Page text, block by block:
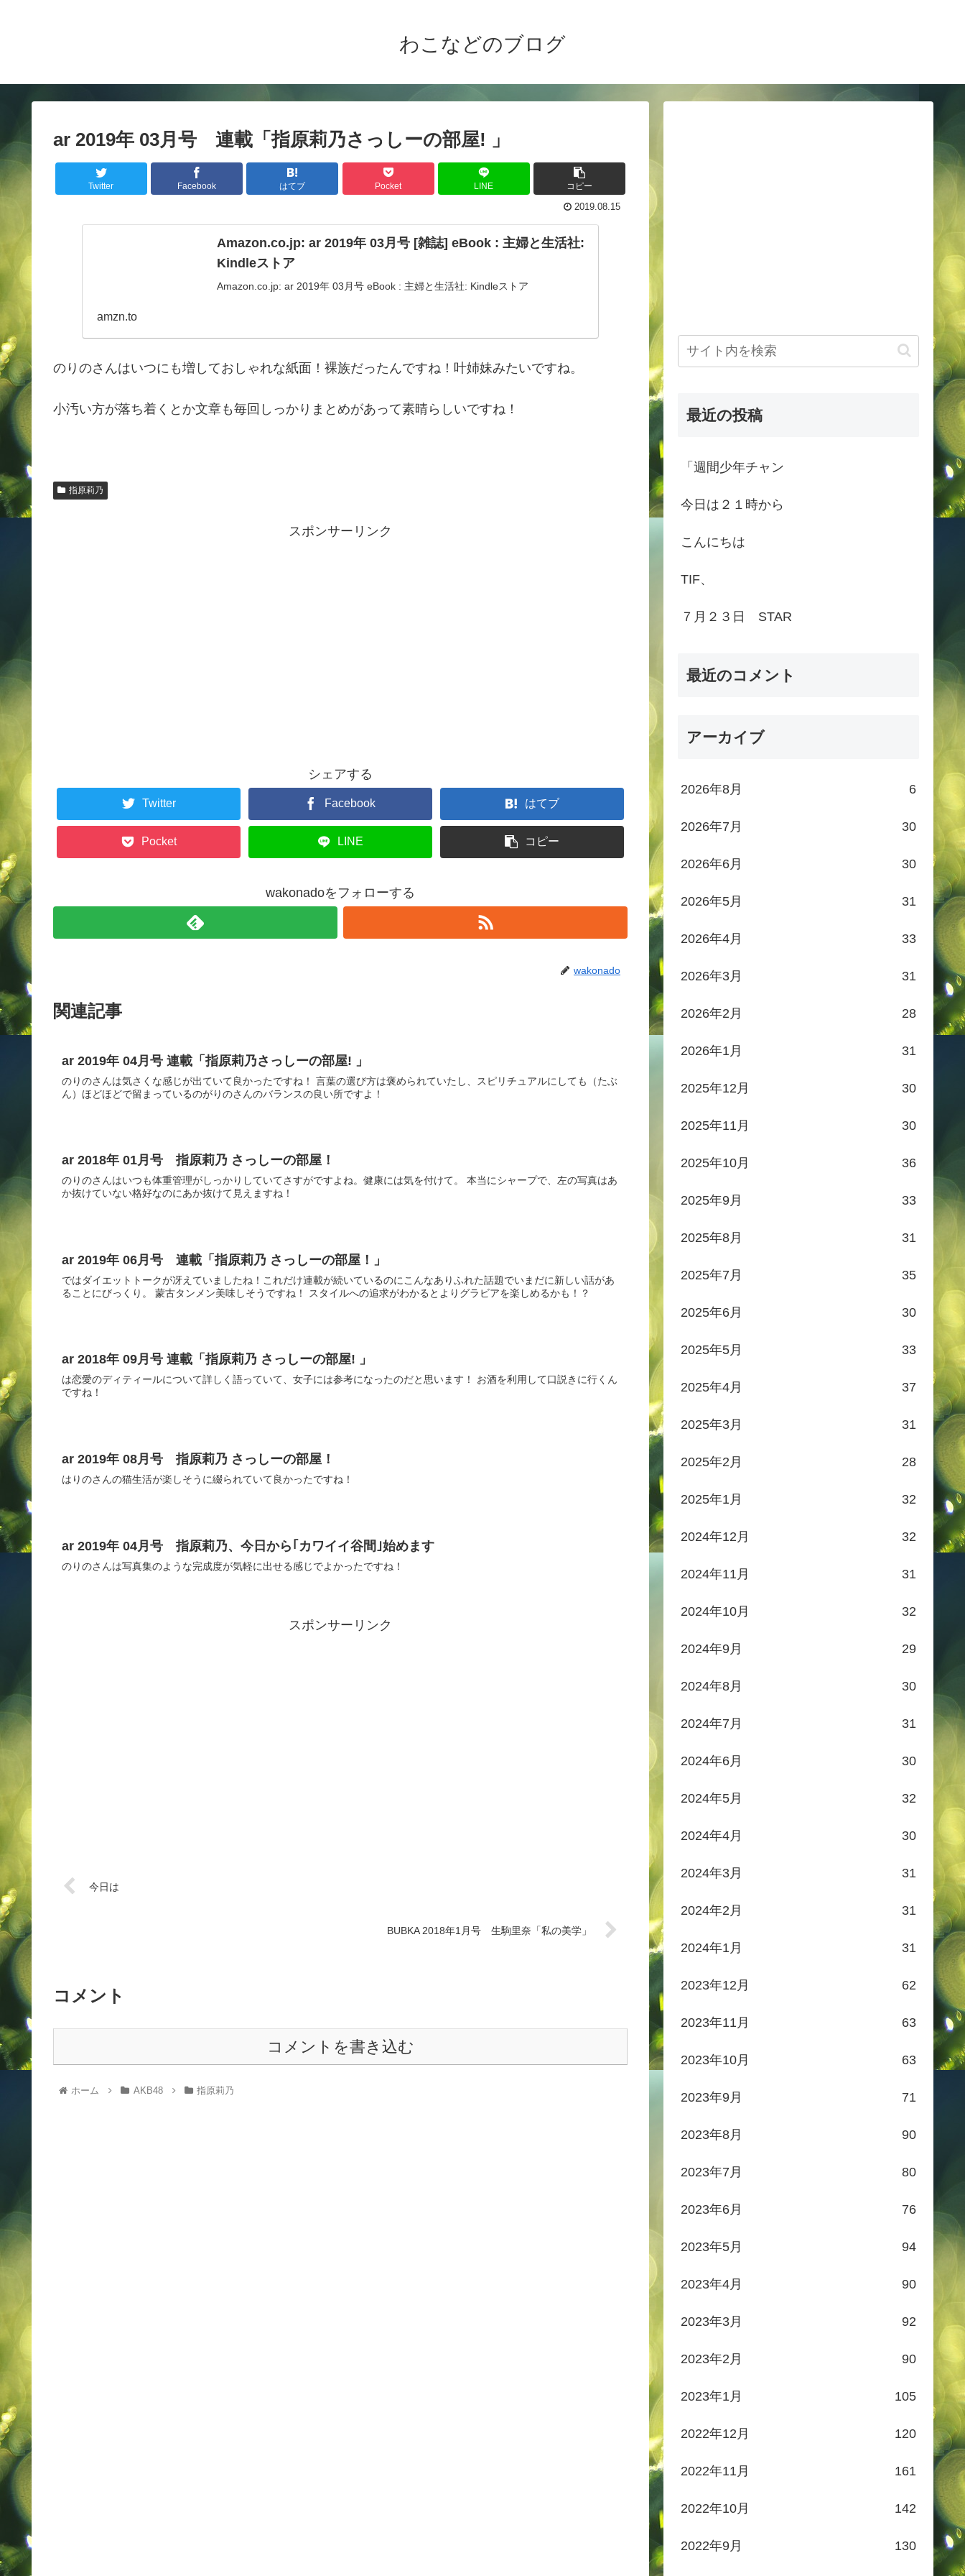
わこなどのブログ
ar 2019年 03月号 連載「指原莉乃さっしーの部屋! 」
Twitter Facebook はてブ Pocket LINE コピー
2019.08.15
Amazon.co.jp: ar 2019年 03月号 [雑誌] eBook : 主婦と生活社:
Kindleストア
Amazon.co.jp: ar 2019年 03月号 eBook : 主婦と生活社: Kindleストア
amzn.to
のりのさんはいつにも増しておしゃれな紙面！裸族だったんですね！叶姉妹みたいですね。
小汚い方が落ち着くとか文章も毎回しっかりまとめがあって素晴らしいですね！
指原莉乃
スポンサーリンク
シェアする
Twitter Facebook はてブ
Pocket LINE コピー
wakonadoをフォローする
wakonado
関連記事
ar 2019年 04月号 連載「指原莉乃さっしーの部屋! 」
のりのさんは気さくな感じが出ていて良かったですね！ 言葉の選び方は褒められていたし、スピリチュアルにしても（たぶ
ん）ほどほどで留まっているのがりのさんのバランスの良い所ですよ！
ar 2018年 01月号 指原莉乃 さっしーの部屋！
のりのさんはいつも体重管理がしっかりしていてさすがですよね。健康には気を付けて。 本当にシャープで、左の写真はあ
か抜けていない格好なのにあか抜けて見えますね！
ar 2019年 06月号 連載「指原莉乃 さっしーの部屋！」
ではダイエットトークが冴えていましたね！これだけ連載が続いているのにこんなありふれた話題でいまだに新しい話があ
ることにびっくり。 蒙古タンメン美味しそうですね！ スタイルへの追求がわかるとよりグラビアを楽しめるかも！？
ar 2018年 09月号 連載「指原莉乃 さっしーの部屋! 」
は恋愛のディティールについて詳しく語っていて、女子には参考になったのだと思います！ お酒を利用して口説きに行くん
ですね！
ar 2019年 08月号 指原莉乃 さっしーの部屋！
はりのさんの猫生活が楽しそうに綴られていて良かったですね！
ar 2019年 04月号 指原莉乃、今日から｢カワイイ谷間｣始めます
のりのさんは写真集のような完成度が気軽に出せる感じでよかったですね！
スポンサーリンク
今日は
BUBKA 2018年1月号 生駒里奈「私の美学」
コメント
コメントを書き込む
ホーム AKB48 指原莉乃
最近の投稿
「週間少年チャン
今日は２１時から
こんにちは
TIF、
７月２３日 STAR
最近のコメント
アーカイブ
2026年8月 6
2026年7月 30
2026年6月 30
2026年5月 31
2026年4月 33
2026年3月 31
2026年2月 28
2026年1月 31
2025年12月 30
2025年11月 30
2025年10月 36
2025年9月 33
2025年8月 31
2025年7月 35
2025年6月 30
2025年5月 33
2025年4月 37
2025年3月 31
2025年2月 28
2025年1月 32
2024年12月 32
2024年11月 31
2024年10月 32
2024年9月 29
2024年8月 30
2024年7月 31
2024年6月 30
2024年5月 32
2024年4月 30
2024年3月 31
2024年2月 31
2024年1月 31
2023年12月 62
2023年11月 63
2023年10月 63
2023年9月 71
2023年8月 90
2023年7月 80
2023年6月 76
2023年5月 94
2023年4月 90
2023年3月 92
2023年2月 90
2023年1月 105
2022年12月 120
2022年11月 161
2022年10月 142
2022年9月 130